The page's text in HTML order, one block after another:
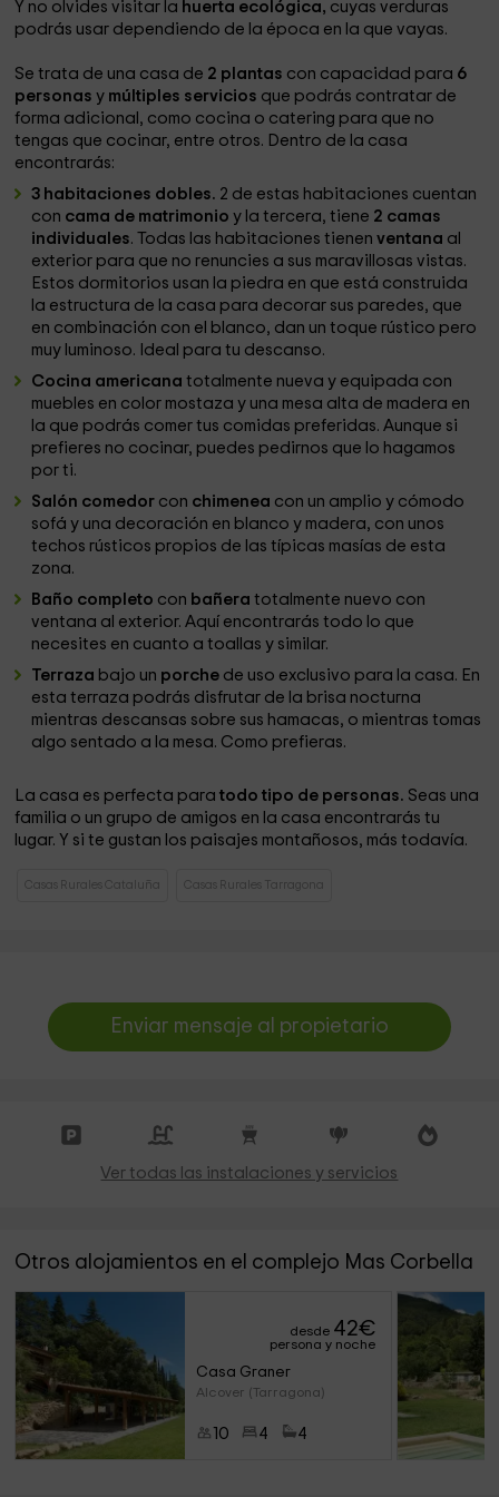
Y no olvides visitar la huerta ecológica, cuyas verduras
podrás usar dependiendo de la época en la que vayas.
Se trata de una casa de 2 plantas con capacidad para 6
personas y múltiples servicios que podrás contratar de
forma adicional, como cocina o catering para que no
tengas que cocinar, entre otros. Dentro de la casa
encontrarás:
3 habitaciones dobles. 2 de estas habitaciones cuentan
con cama de matrimonio y la tercera, tiene 2 camas
individuales. Todas las habitaciones tienenventana al
exterior para que no renuncies a sus maravillosas vistas.
Estos dormitorios usan la piedra en que está construida
la estructura de la casa para decorar sus paredes, que
en combinación con el blanco, dan un toque rústico pero
muy luminoso. Ideal para tu descanso.
Cocina americana totalmente nueva y equipada con
muebles en color mostaza y una mesa alta de madera en
la que podrás comer tus comidas preferidas. Aunque si
prefieres no cocinar, puedes pedirnos que lo hagamos
por ti.
Salón comedor con chimenea con un amplio y cómodo
sofá y una decoración en blanco y madera, con unos
techos rústicos propios de las típicas masías de esta
zona.
Baño completo con bañeratotalmente nuevo con
ventana al exterior. Aquí encontrarás todo lo que
necesites en cuanto a toallas y similar.
Terraza bajo un porche de uso exclusivo para la casa. En
esta terraza podrás disfrutar de la brisa nocturna
mientras descansas sobre sus hamacas, o mientras tomas
algo sentado a la mesa. Como prefieras.
La casa es perfecta para todo tipo de personas. Seas una
familia o un grupo de amigos en la casa encontrarás tu
lugar. Y si te gustan los paisajes montañosos, más todavía.
Casas Rurales Cataluña Casas Rurales Tarragona
Enviar mensaje al propietario
Ver todas las instalaciones y servicios
Otros alojamientos en el complejo Mas Corbella
desde 42€
persona y noche
Casa Graner
Alcover (Tarragona)
10 4 4